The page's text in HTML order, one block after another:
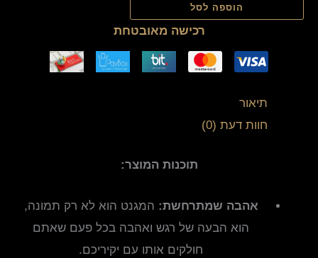
הוספה לסל
רכישה מאובטחת
תיאור
חוות דעת (0)
תוכנות המוצר:
אהבה שמתרחשת: המגנט הוא לא רק תמונה,
הוא הבעה של רגש ואהבה בכל פעם שאתם
חולקים אותו עם יקיריכם.